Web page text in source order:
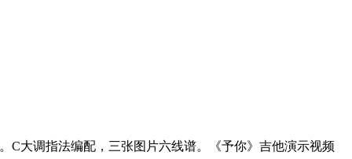
C大调指法编配，三张图片六线谱。《予你》吉他演示视频